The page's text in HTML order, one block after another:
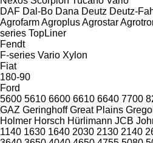
DAF Dal-Bo Dana Deutz Deutz-
AgrofarmAgroplusAgrostar
series TopLiner
Fendt
F-series Vario Xylon
Fiat
180-90
Ford
5600 5610 6600 6610 6640 7700
GAZ Geringhoff Great Plains
Holmer Horsch Hürlimann JCB
1140 1630 1640 2030 2130 2140